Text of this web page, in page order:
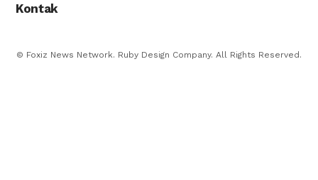
Kontak
© Foxiz News Network. Ruby Design Company. All Rights Reserved.